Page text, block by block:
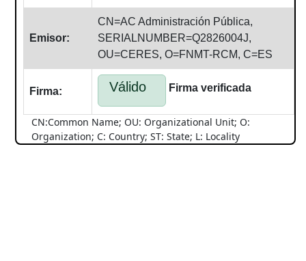
Emisor:
CN=AC Administración Pública,
SERIALNUMBER=Q2826004J,
OU=CERES, O=FNMT-RCM, C=ES
Firma: Válido Firma verificada
CN:Common Name; OU: Organizational Unit; O:
Organization; C: Country; ST: State; L: Locality